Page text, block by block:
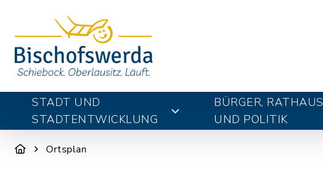
STADT UND
STADTENTWICKLUNG
BÜRGER, RATHAUS
UND POLITIK
Ortsplan